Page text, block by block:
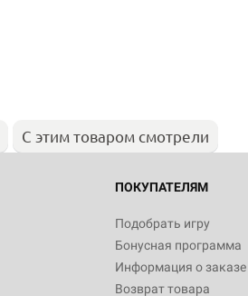
С этим товаром смотрели
ПОКУПАТЕЛЯМ
Подобрать игру
Бонусная программа
Информация о заказе
Возврат товара